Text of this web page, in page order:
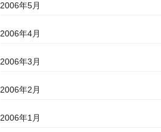
2006年5月
2006年4月
2006年3月
2006年2月
2006年1月